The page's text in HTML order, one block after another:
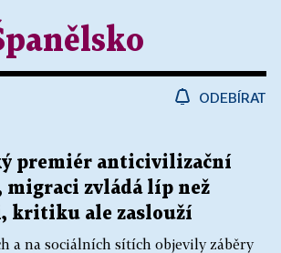
ODEBÍRAT
premiér anticivilizační
migraci zvládá líp než
kritiku ale zaslouží
a na sociálních sítích objevily záběry